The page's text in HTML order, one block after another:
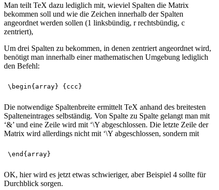
Man teilt TeX dazu lediglich mit, wieviel Spalten die Matrix
bekommen soll und wie die Zeichen innerhalb der Spalten
angeordnet werden sollen (1 linksbündig, r rechtsbündig, c
zentriert),
Um drei Spalten zu bekommen, in denen zentriert angeordnet wird,
benötigt man innerhalb einer mathematischen Umgebung lediglich
den Befehl:
Die notwendige Spaltenbreite ermittelt TeX anhand des breitesten
Spalteneintrages selbständig. Von Spalte zu Spalte gelangt man mit
‘&’ und eine Zeile wird mit ‘\Y abgeschlossen. Die letzte Zeile der
Matrix wird allerdings nicht mit ‘\Y abgeschlossen, sondern mit
OK, hier wird es jetzt etwas schwieriger, aber Beispiel 4 sollte für
Durchblick sorgen.